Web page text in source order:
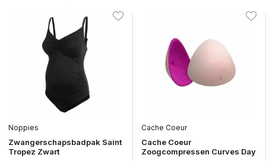
Noppies
Zwangerschapsbadpak Saint
Tropez Zwart
Cache Coeur
Cache Coeur
Zoogcompressen Curves Day